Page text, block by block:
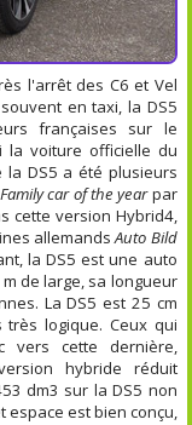
l'arrêt des C6 et Vel
en taxi, la DS5
françaises sur le
la voiture officielle du
DS5 a été plusieurs
Family car of the yearpar
cette version Hybrid4,
allemandsAuto Bild
la DS5 est une auto
de large, sa longueur
La DS5 est 25 cm
logique. Ceux qui
vers cette dernière,
hybride réduit
dm3 sur la DS5 non
espace est bien conçu,